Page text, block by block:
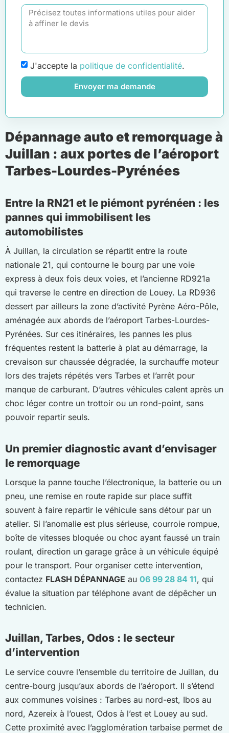
J'accepte la politique de confidentialité.
Envoyer ma demande
Dépannage auto et remorquage à
Juillan : aux portes de l’aéroport
Tarbes-Lourdes-Pyrénées
Entre la RN21 et le piémont pyrénéen : les
pannes qui immobilisent les
automobilistes
À Juillan, la circulation se répartit entre la route
nationale 21, qui contourne le bourg par une voie
express à deux fois deux voies, et l’ancienne RD921a
qui traverse le centre en direction de Louey. La RD936
dessert par ailleurs la zone d’activité Pyrène Aéro-Pôle,
aménagée aux abords de l’aéroport Tarbes-Lourdes-
Pyrénées. Sur ces itinéraires, les pannes les plus
fréquentes restent la batterie à plat au démarrage, la
crevaison sur chaussée dégradée, la surchauffe moteur
lors des trajets répétés vers Tarbes et l’arrêt pour
manque de carburant. D’autres véhicules calent après un
choc léger contre un trottoir ou un rond-point, sans
pouvoir repartir seuls.
Un premier diagnostic avant d’envisager
le remorquage
Lorsque la panne touche l’électronique, la batterie ou un
pneu, une remise en route rapide sur place suffit
souvent à faire repartir le véhicule sans détour par un
atelier. Si l’anomalie est plus sérieuse, courroie rompue,
boîte de vitesses bloquée ou choc ayant faussé un train
roulant, direction un garage grâce à un véhicule équipé
pour le transport. Pour organiser cette intervention,
contactez FLASH DÉPANNAGE au 06 99 28 84 11, qui
évalue la situation par téléphone avant de dépêcher un
technicien.
Juillan, Tarbes, Odos : le secteur
d’intervention
Le service couvre l’ensemble du territoire de Juillan, du
centre-bourg jusqu’aux abords de l’aéroport. Il s’étend
aux communes voisines : Tarbes au nord-est, Ibos au
nord, Azereix à l’ouest, Odos à l’est et Louey au sud.
Cette proximité avec l’agglomération tarbaise permet de